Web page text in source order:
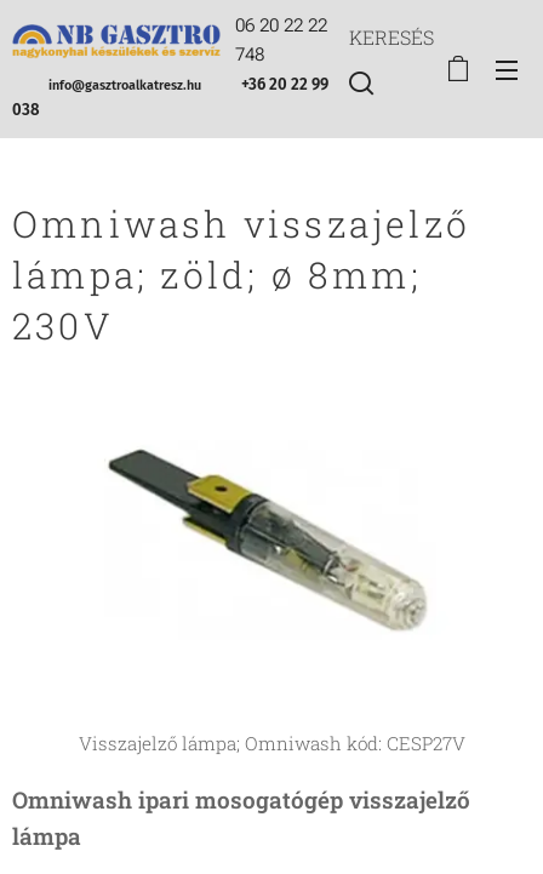
06 20 22 22
748
info@gasztroalkatresz.hu
+36 20 22 99
038
KERESÉS
Omniwash visszajelző
lámpa; zöld; ø 8mm;
230V
Visszajelző lámpa; Omniwash kód: CESP27V
Omniwash ipari mosogatógép visszajelző
lámpa